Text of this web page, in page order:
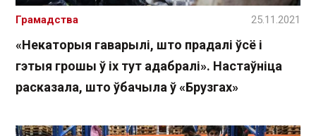
«Некаторыя гаварылі, што прадалі ўсё і
гэтыя грошы ў іх тут адабралі». Настаўніца
расказала, што ўбачыла ў «Брузгах»
Грамадства 25.11.2021